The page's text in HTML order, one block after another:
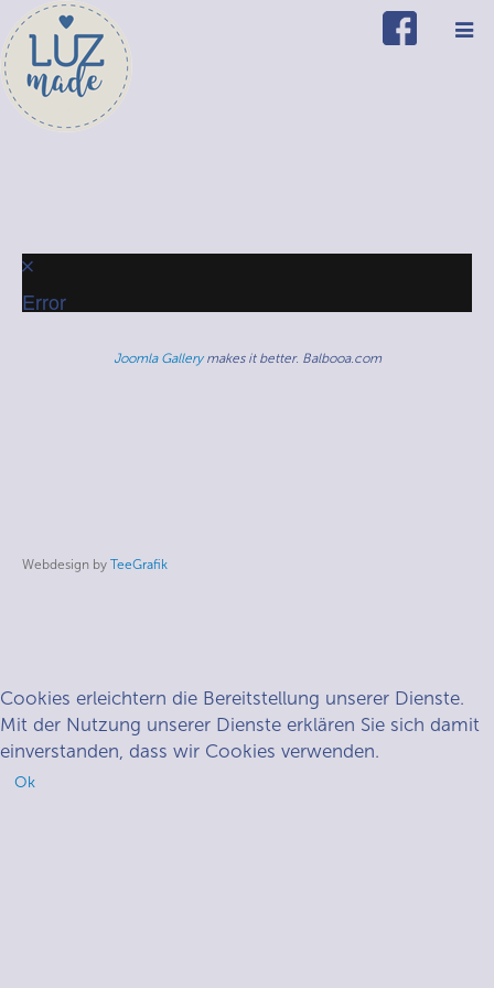
Error
Joomla Gallerymakes it better. Balbooa.com
Webdesign by TeeGrafik
Cookies erleichtern die Bereitstellung unserer Dienste.
Mit der Nutzung unserer Dienste erklären Sie sich damit
einverstanden, dass wir Cookies verwenden.
Ok